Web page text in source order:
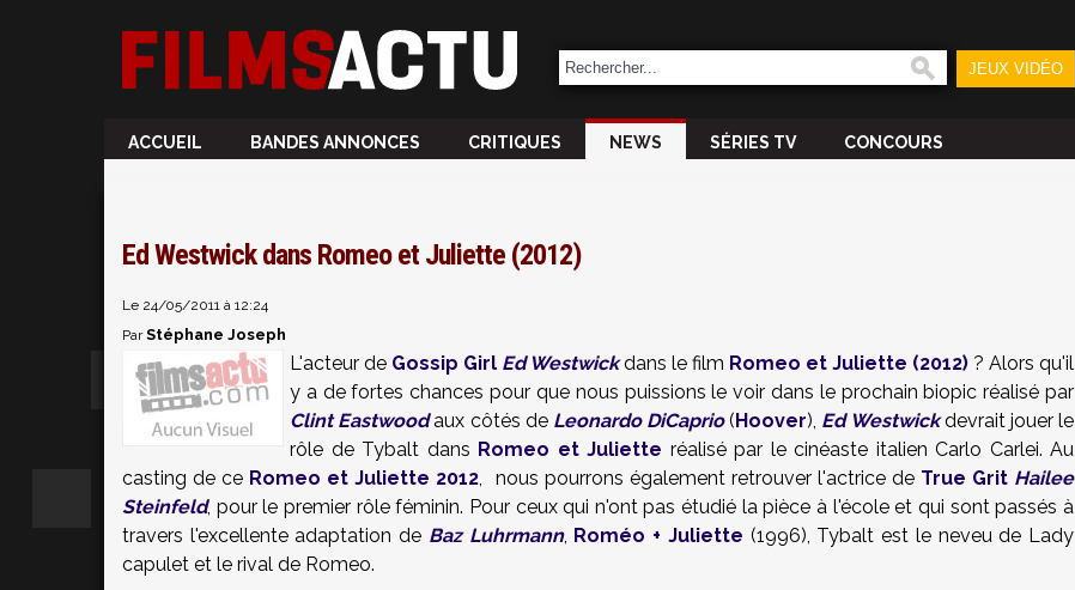
JEUX VIDÉO
ACCUEIL BANDES ANNONCES CRITIQUES NEWS SÉRIES TV CONCOURS
Ed Westwick dans Romeo et Juliette (2012)
Le 24/05/2011 à 12:24
ParStéphane Joseph
L'acteur de Gossip Girl Ed Westwickdans le film Romeo et Juliette (2012) ? Alors qu'il
y a de fortes chances pour que nous puissions le voir dans le prochain biopic réalisé par
Clint Eastwoodaux côtés de Leonardo DiCaprio(Hoover), Ed Westwickdevrait jouer le
rôle de Tybalt dans Romeo et Juliette réalisé par le cinéaste italien Carlo Carlei. Au
casting de ce Romeo et Juliette 2012, nous pourrons également retrouver l'actrice de True Grit Hailee
Steinfeld, pour le premier rôle féminin. Pour ceux qui n'ont pas étudié la pièce à l'école et qui sont passés à
travers l'excellente adaptation de Baz Luhrmann, Roméo + Juliette (1996), Tybalt est le neveu de Lady
capulet et le rival de Romeo.